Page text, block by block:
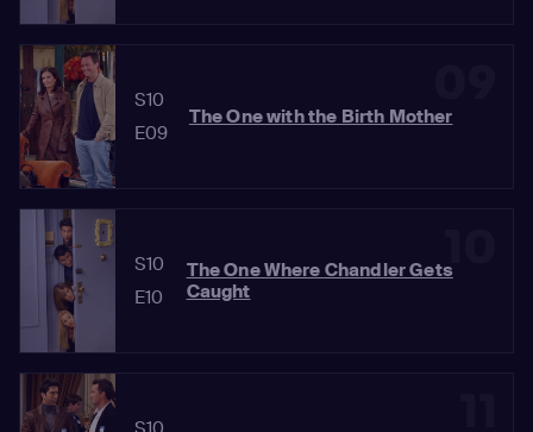
S10
E09
The One with the Birth Mother
S10
E10
The One Where Chandler Gets
Caught